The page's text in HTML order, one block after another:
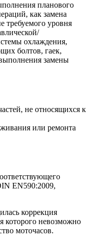
планового
как замена
требуемого уровня
охлаждения,
болтов, гаек,
замены
не относящихся к
или ремонта
EN590:2009,
коррекция
которого невозможно
моточасов.